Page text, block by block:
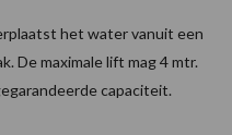
het water vanuit een
De maximale lift mag 4 mtr.
capaciteit.